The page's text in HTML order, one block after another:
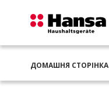
ДОМАШНЯ СТОРІНКА